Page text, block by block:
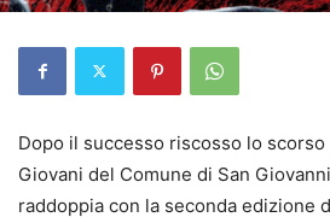
Dopo il successo riscosso lo scorso
Giovani del Comune di San
raddoppia con la seconda edizione